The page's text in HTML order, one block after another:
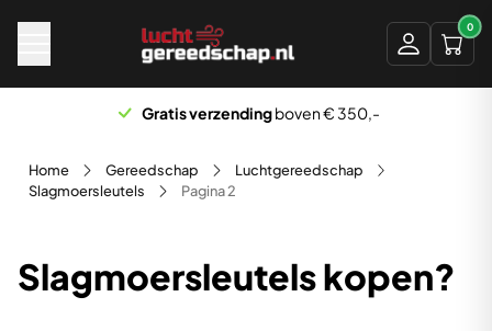
0
Scherp geprijsd
Home Gereedschap
Luchtgereedschap
Slagmoersleutels
Pagina 2
Slagmoersleutels kopen?